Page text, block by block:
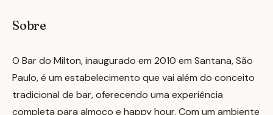
Sobre
O Bar do Milton, inaugurado em 2010 em Santana, São
Paulo, é um estabelecimento que vai além do conceito
tradicional de bar, oferecendo uma experiência
completa para almoço e happy hour. Com um ambiente